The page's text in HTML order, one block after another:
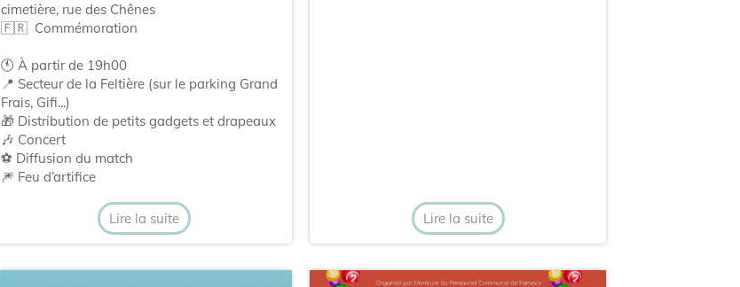
cimetière, rue des Chênes
🇫🇷 Commémoration
🕚 À partir de 19h00
📍 Secteur de la Feltière (sur le parking Grand
Frais, Gifi...)
🎁 Distribution de petits gadgets et drapeaux
🎶 Concert
⚽ Diffusion du match
🎆 Feu d’artifice
Lire la suite Lire la suite